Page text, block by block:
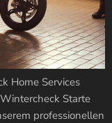
Home Services
Starte
professionellen